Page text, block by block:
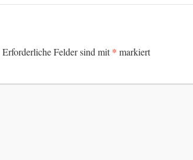
Erforderliche Felder sind mit* markiert